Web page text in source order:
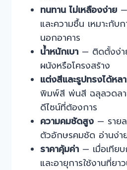
ทนทาน ไม่เหลืองง่าย—
และความชื้น เหมาะกับ
นอกอาคาร
น้ำหนักเบา— ติดตั้งง่าย
ผนังหรือโครงสร้าง
แต่งสีและรูปทรงได้หล
พิมพ์สี พ่นสี ฉลุลวดลา
ดีไซน์ที่ต้องการ
ความคมชัดสูง— รายล
ตัวอักษรคมชัด อ่านง่า
ราคาคุ้มค่า— เมื่อเทียบ
และอายุการใช้งานที่ยา